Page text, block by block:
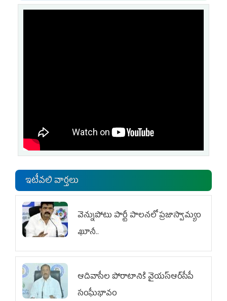
ఇటీవలి వార్తలు
వెన్నుపోటు పార్టీ పాలనలో ప్రజాస్వామ్యం
ఖూనీ..
ఆదివాసీల పోరాటానికి వైయ‌స్ఆర్‌సీపీ
సంఘీభావం